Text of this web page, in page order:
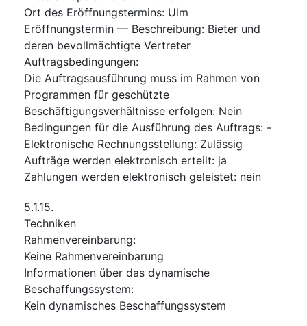
Ort des Eröffnungstermins: Ulm
Eröffnungstermin — Beschreibung: Bieter und
deren bevollmächtigte Vertreter
Auftragsbedingungen:
Die Auftragsausführung muss im Rahmen von
Programmen für geschützte
Beschäftigungsverhältnisse erfolgen: Nein
Bedingungen für die Ausführung des Auftrags: -
Elektronische Rechnungsstellung: Zulässig
Aufträge werden elektronisch erteilt: ja
Zahlungen werden elektronisch geleistet: nein
5.1.15.
Techniken
Rahmenvereinbarung:
Keine Rahmenvereinbarung
Informationen über das dynamische
Beschaffungssystem:
Kein dynamisches Beschaffungssystem